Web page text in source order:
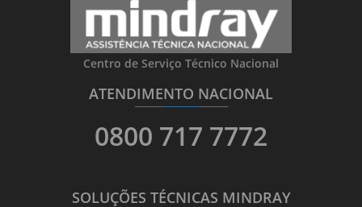
Centro de Serviço Técnico Nacional
ATENDIMENTO NACIONAL
_______________________
0800 717 7772
SOLUÇÕES TÉCNICAS MINDRAY